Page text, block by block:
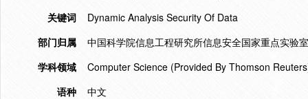
关键词
Dynamic Analysis Security Of Data
部门归属
中国科学院信息工程研究所信息安全国家重点实验
学科领域
Computer Science (Provided By Thomson
语种
中文